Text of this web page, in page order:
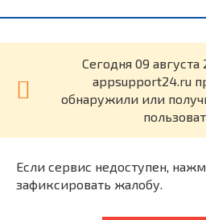
Cегодня 09 августа
appsupport24.ru
обнаружили или
Если сервис недоступен,
зафиксировать жалобу.